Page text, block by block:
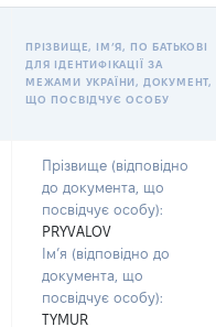
ПРІЗВИЩЕ, ІМʼЯ, ПО БАТЬКОВІ
ДЛЯ ІДЕНТИФІКАЦІЇ ЗА
МЕЖАМИ УКРАЇНИ, ДОКУМЕНТ,
ЩО ПОСВІДЧУЄ ОСОБУ
Прізвище (відповідно
до документа, що
посвідчує особу):
PRYVALOV
Ім’я (відповідно до
документа, що
посвідчує особу):
TYMUR